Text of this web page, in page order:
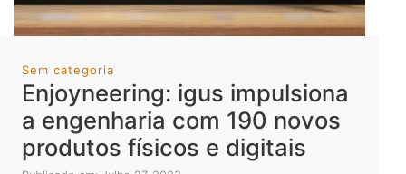
Sem categoria
Enjoyneering: igus impulsiona
a engenharia com 190 novos
produtos físicos e digitais